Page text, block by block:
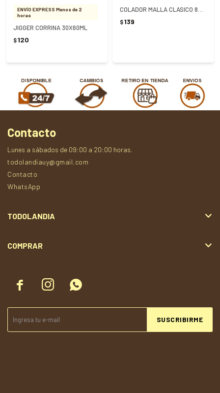
ENVÍO EXPRESS Menos de 2
horas
JIGGER CORRINA 30X60ML
$120
$139
  
SUSCRIBIRME
Contacto
Lunes a sábados de 09:00 a 20:00 horas.
todolandiauy@gmail.com
Contacto
WhatsApp
TODOLANDIA
COMPRAR